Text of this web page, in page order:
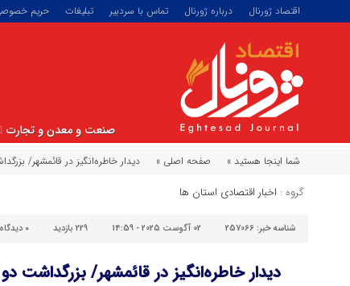
اقتصاد ژورنال درباره ژورنال تماس با سردبیر تبلیغات حریم
صنعت و معدن و تجارت
شما اینجا هستید » صفحه اصلی » دیدار خاطره‌انگیز در قائمشهر/
گروه : اخبار اقتصادی استان ها
شناسه خبر: 257066 02 آگوست 2025 - 14:59 229 بازدید ۰ دیدگاه
دیدار خاطره‌انگیز در قائمشهر/ بزرگداشت